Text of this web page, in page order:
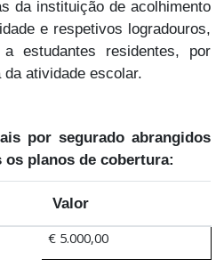
da instituição de acolhimento
e respetivos logradouros,
estudantes residentes, por
atividade escolar.
por segurado abrangidos
os planos de cobertura:
Valor
€ 5.000,00